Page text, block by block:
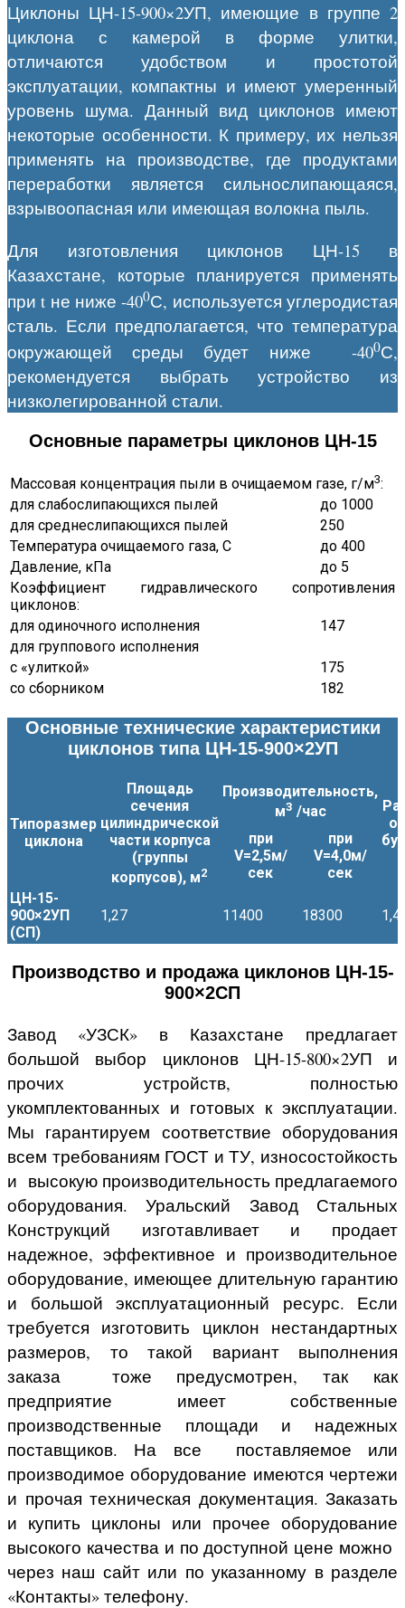
Циклоны ЦН-15-900×2УП, имеющие в группе 2
циклона с камерой в форме улитки,
отличаются удобством и простотой
эксплуатации, компактны и имеют умеренный
уровень шума. Данный вид циклонов имеют
некоторые особенности. К примеру, их нельзя
применять на производстве, где продуктами
переработки является сильнослипающаяся,
взрывоопасная или имеющая волокна пыль.
Для изготовления циклонов ЦН-15 в
Казахстане, которые планируется применять
при t не ниже -400С, используется углеродистая
сталь. Если предполагается, что температура
окружающей среды будет ниже -400С,
рекомендуется выбрать устройство из
низколегированной стали.
Основные параметры циклонов ЦН-15
Массовая концентрация пыли в очищаемом газе, г/м3:
для слабослипающихся пылей
до 1000
для среднеслипающихся пылей
250
Температура очищаемого газа, С
до 400
Давление, кПа
до 5
Коэффициент гидравлического сопротивления
циклонов:
для одиночного исполнения
147
для группового исполнения
с «улиткой»
175
со сборником
182
Основные технические характеристики
циклонов типа ЦН-15-900×2УП
Типоразмер
циклона
Площадь
сечения
цилиндрической
части корпуса
(группы
корпусов), м2
Производительность,
м3 /час
при
V=2,5м/
сек
при
V=4,0м/
сек
ЦН-15-
900×2УП
(СП)
1,27 11400 18300
Производство и продажа циклонов ЦН-15-
900×2СП
Завод «УЗСК» в Казахстане предлагает
большой выбор циклонов ЦН-15-800×2УП и
прочих устройств, полностью
укомплектованных и готовых к эксплуатации.
Мы гарантируем соответствие оборудования
всем требованиям ГОСТ и ТУ, износостойкость
и высокую производительность предлагаемого
оборудования. Уральский Завод Стальных
Конструкций изготавливает и продает
надежное, эффективное и производительное
оборудование, имеющее длительную гарантию
и большой эксплуатационный ресурс. Если
требуется изготовить циклон нестандартных
размеров, то такой вариант выполнения
заказа тоже предусмотрен, так как
предприятие имеет собственные
производственные площади и надежных
поставщиков. На все поставляемое или
производимое оборудование имеются чертежи
и прочая техническая документация. Заказать
и купить циклоны или прочее оборудование
высокого качества и по доступной цене можно
через наш сайт или по указанному в разделе
«Контакты» телефону.